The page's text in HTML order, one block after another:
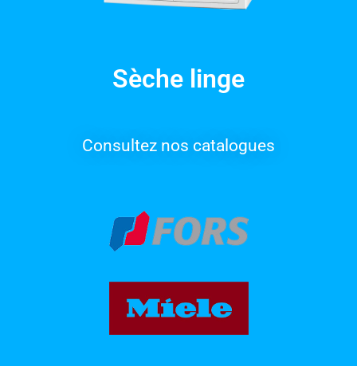
Sèche linge
Consultez nos catalogues